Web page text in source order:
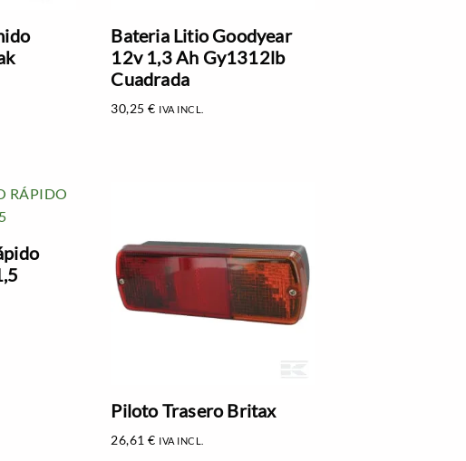
Bateria Litio Goodyear
12v 1,3 Ah Gy1312lb
Cuadrada
30,25€ IVA INCL.
Piloto Trasero Britax
26,61€ IVA INCL.